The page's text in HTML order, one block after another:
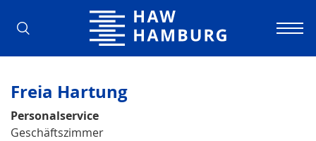
Hochschule für Angewandte
Freia Hartung
Personalservice
Geschäftszimmer